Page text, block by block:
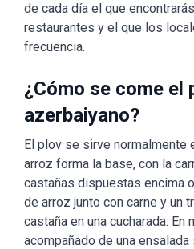
de cada día el que
restaurantes y el que los
frecuencia.
¿Cómo se come el
azerbaiyano?
El plov se sirve normalmente
arroz forma la base, con la
castañas dispuestas encima
de arroz junto con carne y un
castaña en una cucharada.
acompañado de una